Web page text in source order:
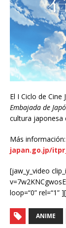
El I Ciclo de Cine
Embajada de
cultura japonesa
Más información:
japan.go.jp/
[jaw_y_video
loop=“0” rel=“1”
ANIME